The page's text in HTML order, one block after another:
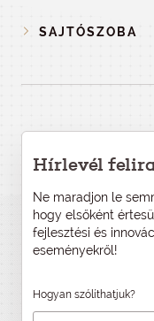
SAJTÓSZOBA
Hírlevél
Ne maradjon le
hogy elsőként
fejlesztési és
eseményekről!
Hogyan szólíthatjuk?